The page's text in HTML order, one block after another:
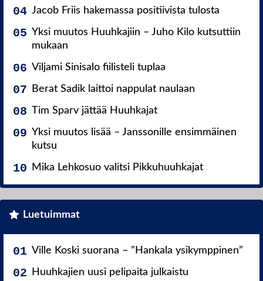
Jacob Friis hakemassa positiivista tulosta
Yksi muutos Huuhkajiin – Juho Kilo kutsuttiin
mukaan
Viljami Sinisalo fiilisteli tuplaa
Berat Sadik laittoi nappulat naulaan
Tim Sparv jättää Huuhkajat
Yksi muutos lisää – Janssonille ensimmäinen
kutsu
Mika Lehkosuo valitsi Pikkuhuuhkajat
Luetuimmat
Ville Koski suorana – ”Hankala ysikymppinen”
Huuhkajien uusi pelipaita julkaistu